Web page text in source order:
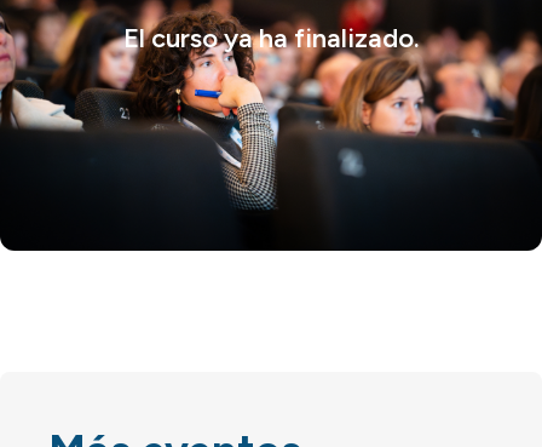
El curso ya ha finalizado.